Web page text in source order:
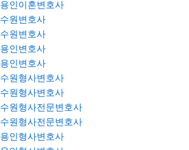
용인이혼변호사
수원변호사
수원변호사
용인변호사
용인변호사
수원형사변호사
수원형사변호사
수원형사전문변호사
수원형사전문변호사
용인형사변호사